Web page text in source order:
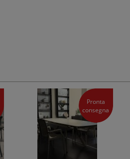
Pronta
consegna